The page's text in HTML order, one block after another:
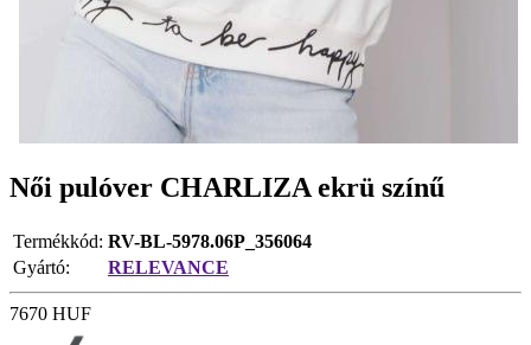
Női pulóver CHARLIZA ekrü színű
Termékkód: RV-BL-5978.06P_356064
Gyártó:
RELEVANCE
7670 HUF